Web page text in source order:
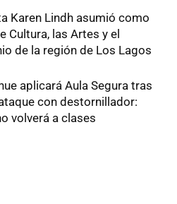
Karen Lindh asumió como
Cultura, las Artes y el
de la región de Los Lagos
aplicará Aula Segura tras
con destornillador:
volverá a clases